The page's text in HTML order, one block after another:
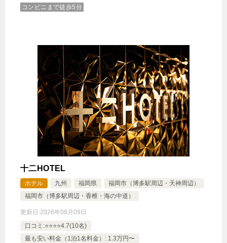
コンビニまで徒歩5分
十二HOTEL
ホテル 九州 福岡県
福岡市（博多駅周辺・天神周辺）
福岡市（博多駅周辺・香椎・海の中道）
更新日:2026年08月09日
口コミ:⭐️⭐️⭐️⭐️4.7(10名)
最も安い料金（1泊1名料金）: 1.3万円〜